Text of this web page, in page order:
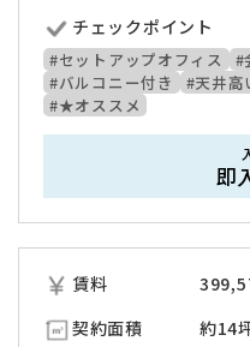
チェックポイント
#セットアップオフィス #
#バルコニー付き
#天井高
#★オススメ
即
賃料
契約面積
約14